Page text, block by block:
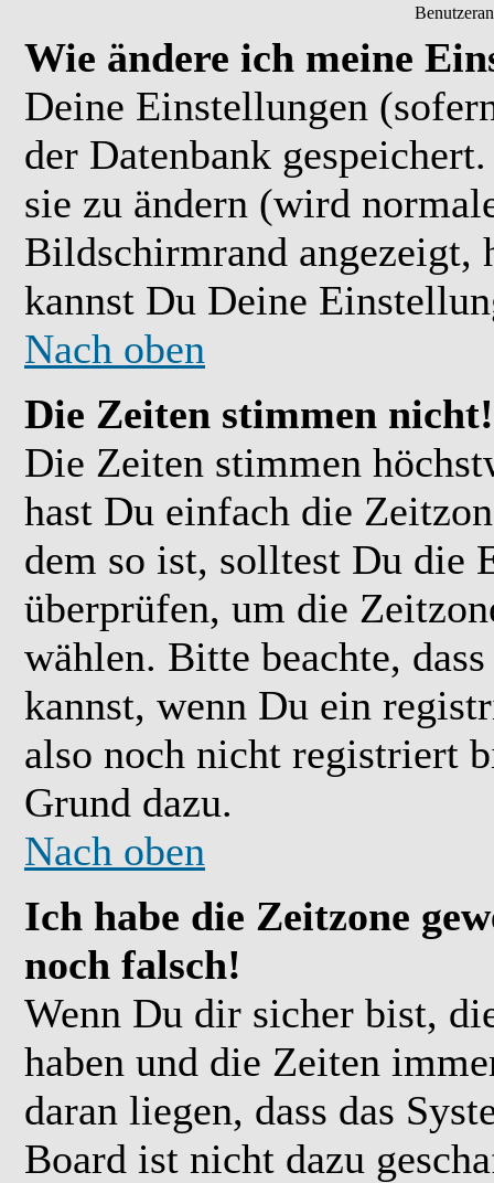
Wie ändere ich meine
Deine Einstellungen
der Datenbank
sie zu ändern (wird
Bildschirmrand angezeigt,
kannst Du Deine
Nach oben
Die Zeiten stimmen nicht!
Die Zeiten stimmen
hast Du einfach die
dem so ist, solltest Du die
überprüfen, um die
wählen. Bitte beachte,
kannst, wenn Du ein
also noch nicht registriert
Grund dazu.
Nach oben
Ich habe die Zeitzone
noch falsch!
Wenn Du dir sicher bist,
haben und die Zeiten
daran liegen, dass das
Board ist nicht dazu